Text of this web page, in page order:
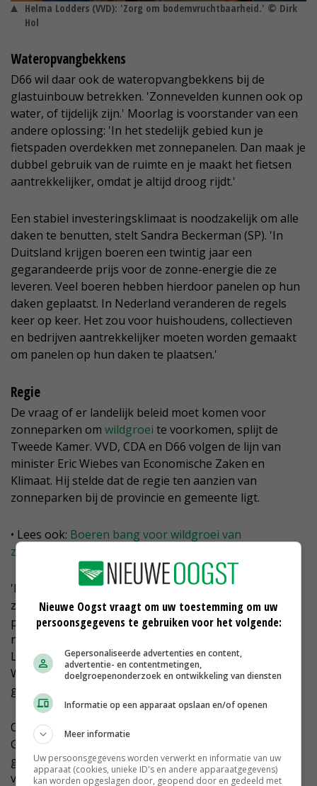
Helma Lodders (VVD): 'Zorg om bodemvruchtbaarheid.' © Dirk
Hol
Wateropvangbekkens
D66 wil daar ook de wateropvangbekkens bij de
glastuinbouw betrekken. 'Zonnevelden kunnen ook op
water, of tijdelijk zijn.' Moorlag is voorstander van een
andere oplossing: 'In het stedelijk gebied kun je
fietspaden overdekken met zonnepanelen. Dan maak je
dubbel gebruik van de ruimte en je maakt het fietsen
aantrekkelijker, omdat je altijd droog rijdt.'
Een stabiel investeringsklimaat is noodzakelijk om alle
daken te benutten, stelt Sandra Beckerman (SP). 'In
Duitsland krijgen boeren een twintig jaar een
gegarandeerde prijs voor de zonne-energie die ze
leveren. Veel boeren hebben hierdoor panelen op hun
daken geplaatst. In Nederland veranderen de regels
keer op keer. Het zou voor huishoudens, collectieven
en bedrijven aantrekkelijker moeten worden gemaakt
om panelen op hun daken te plaatsen.'
Regie
De vraag of er landelijk beleid moet komen voor
zonneparken om wildgroei te voorkomen, splijt de
Tweede Kamer. VVD, CDA en D66 volgen de lijn van
minister Eric Wiebes van Economische Zaken en
Klimaat. Hij stelde dat de regie ten aanzien van
zonneparken bij de provincie en gemeente ligt.
• Lees ook: Boeren bang voor wildgroei van
zonneparken
'Het Nederlandse beleid rondom de aanleg van
zonneparken hebben we gedecentraliseerd naar de
provincie, daar waar het volgens de VVD ook hoort,
namelijk dicht bij de mensen die het betreft', zegt
Lodders. 'Zo maak je beleid effectiever en efficiënter.
Waar nodig kunnen maatregelen landelijk worden
gestimuleerd.'
Ook coalitiegenoot CDA is die mening toegedaan.
Geurts: 'CDA is van mening dat provincies en
gemeenten het belang van landschap, natuur en
vruchtbare landbouwgrond zouden moeten betrekken
Nieuwe Oogst vraagt om uw toestemming om uw
persoonsgegevens te gebruiken voor het volgende:
Gepersonaliseerde advertenties en content,
advertentie- en contentmetingen,
doelgroepenonderzoek en ontwikkeling van diensten
Informatie op een apparaat opslaan en/of openen
Meer informatie
Uw persoonsgegevens worden verwerkt en informatie van uw
apparaat (cookies, unieke ID's en andere apparaatgegevens)
kan worden opgeslagen door, geopend door en gedeeld met